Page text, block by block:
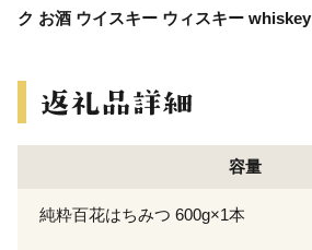
ク お酒 ウイスキー ウィスキー whiskey
容量
純粋百花はちみつ 600g×1本